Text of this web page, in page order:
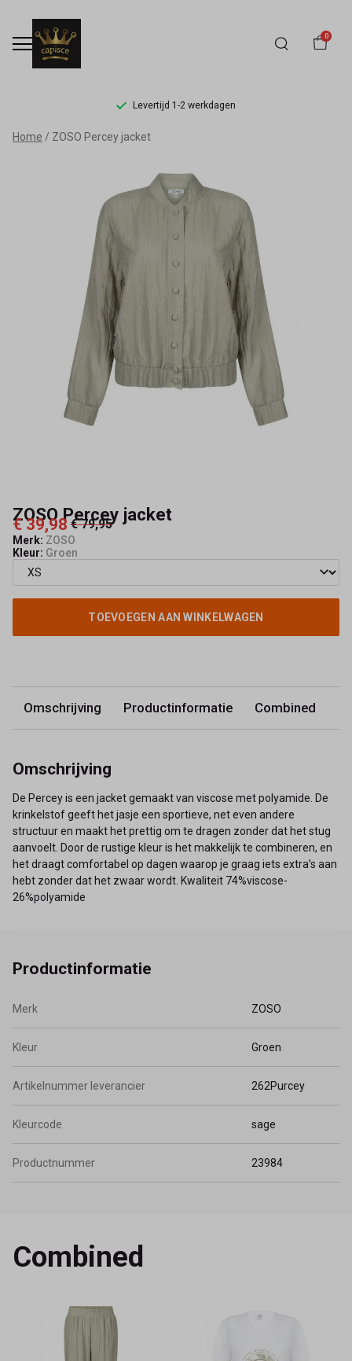
0
Levertijd 1-2 werkdagen
ZOSO
Capisce
Home ZOSO Percey jacket
ZOSO Percey jacket
€ 39,98 € 79,95
Merk: ZOSO
Kleur: Groen
TOEVOEGEN AAN WINKELWAGEN
Omschrijving Productinformatie Combined
Omschrijving
De Percey is een jacket gemaakt van viscose met polyamide. De
krinkelstof geeft het jasje een sportieve, net even andere
structuur en maakt het prettig om te dragen zonder dat het stug
aanvoelt. Door de rustige kleur is het makkelijk te combineren, en
het draagt comfortabel op dagen waarop je graag iets extra’s aan
hebt zonder dat het zwaar wordt. Kwaliteit 74%viscose-
26%polyamide
Productinformatie
Merk ZOSO
Kleur Groen
Artikelnummer leverancier 262Purcey
Kleurcode sage
Productnummer 23984
Combined